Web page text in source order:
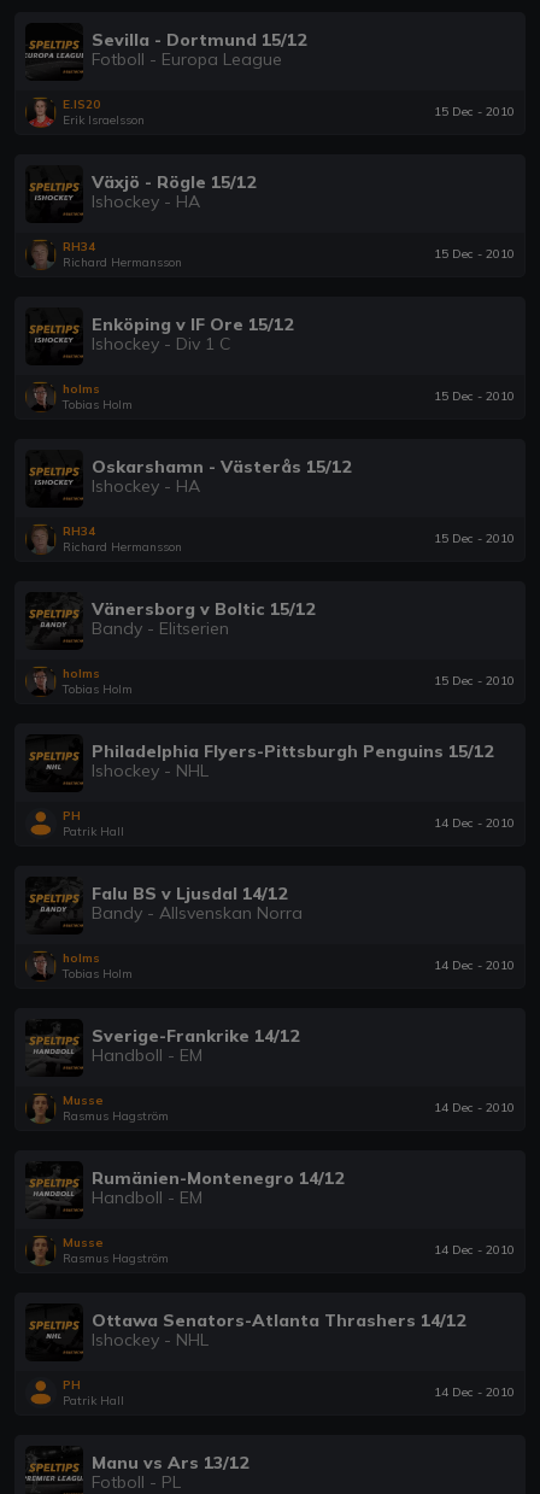
Sevilla - Dortmund 15/12
Fotboll - Europa League
E.IS20
Erik Israelsson
15 Dec - 2010
Växjö - Rögle 15/12
Ishockey - HA
RH34
Richard Hermansson
15 Dec - 2010
Enköping v IF Ore 15/12
Ishockey - Div 1 C
holms
Tobias Holm
15 Dec - 2010
Oskarshamn - Västerås 15/12
Ishockey - HA
RH34
Richard Hermansson
15 Dec - 2010
Vänersborg v Boltic 15/12
Bandy - Elitserien
holms
Tobias Holm
15 Dec - 2010
Philadelphia Flyers-Pittsburgh Penguins 15/12
Ishockey - NHL
PH
Patrik Hall
14 Dec - 2010
Falu BS v Ljusdal 14/12
Bandy - Allsvenskan Norra
holms
Tobias Holm
14 Dec - 2010
Sverige-Frankrike 14/12
Handboll - EM
Musse
Rasmus Hagström
14 Dec - 2010
Rumänien-Montenegro 14/12
Handboll - EM
Musse
Rasmus Hagström
14 Dec - 2010
Ottawa Senators-Atlanta Thrashers 14/12
Ishockey - NHL
PH
Patrik Hall
14 Dec - 2010
Manu vs Ars 13/12
Fotboll - PL